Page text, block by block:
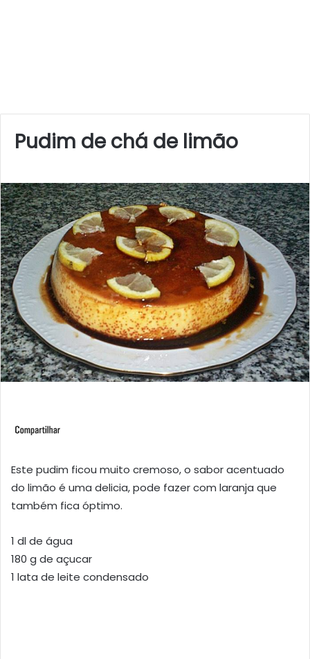
Pudim de chá de limão
Este pudim ficou muito cremoso, o sabor acentuado
do limão é uma delicia, pode fazer com laranja que
também fica óptimo.
1 dl de água
180 g de açucar
1 lata de leite condensado